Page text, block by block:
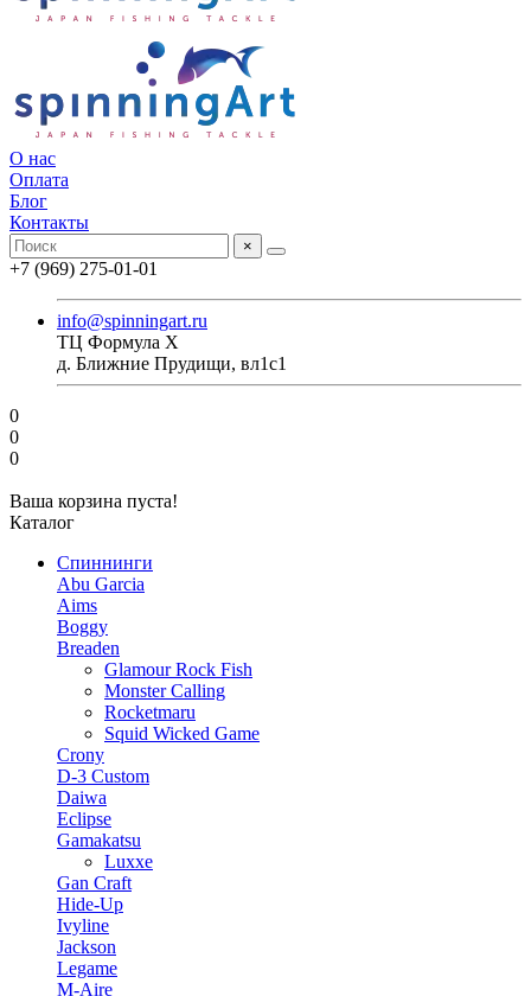
О нас
Оплата
Блог
Контакты
×
+7 (969) 275-01-01
info@spinningart.ru
ТЦ Формула X
д. Ближние Прудищи, вл1с1
0
0
0
Ваша корзина пуста!
Каталог
Спиннинги
Abu Garcia
Aims
Boggy
Breaden
Glamour Rock Fish
Monster Calling
Rocketmaru
Squid Wicked Game
Crony
D-3 Custom
Daiwa
Eclipse
Gamakatsu
Luxxe
Gan Craft
Hide-Up
Ivyline
Jackson
Legame
M-Aire